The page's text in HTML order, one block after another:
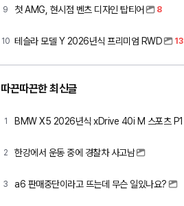
9 첫 AMG, 현시점 벤츠 디자인 탑티어 8
10 테슬라 모델 Y 2026년식 프리미엄 RWD 13
따끈따끈한 최신글
1 BMW X5 2026년식 xDrive 40i M 스포츠 P1
2 한강에서 운동 중에 경찰차 사고남
3 a6 판매중단이라고 뜨는데 무슨 일있나요?